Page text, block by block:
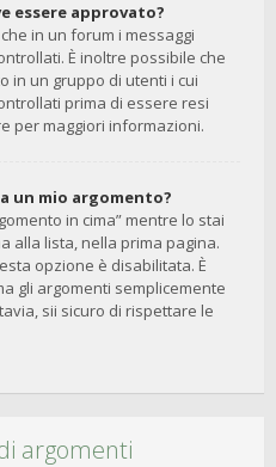
essere approvato?
in un forum i messaggi
È inoltre possibile che
in un gruppo di utenti i cui
prima di essere resi
per maggiori informazioni.
un mio argomento?
in cima” mentre lo stai
alla lista, nella prima pagina.
opzione è disabilitata. È
gli argomenti semplicemente
sii sicuro di rispettare le
argomenti